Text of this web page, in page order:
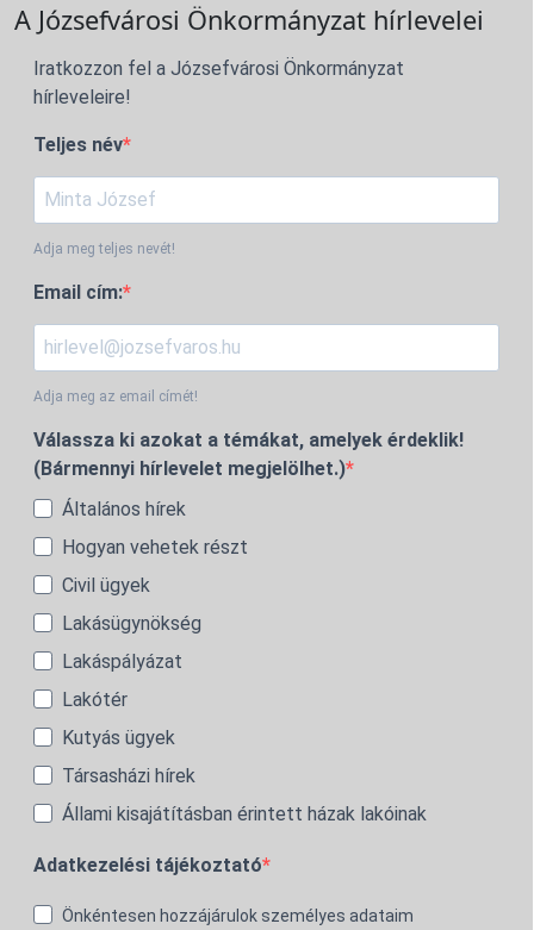
A Józsefvárosi Önkormányzat hírlevelei
Iratkozzon fel a Józsefvárosi Önkormányzat
hírleveleire!
Teljes név
Adja meg teljes nevét!
Email cím:
Adja meg az email címét!
Válassza ki azokat a témákat, amelyek érdeklik!
(Bármennyi hírlevelet megjelölhet.)
Általános hírek
Hogyan vehetek részt
Civil ügyek
Lakásügynökség
Lakáspályázat
Lakótér
Kutyás ügyek
Társasházi hírek
Állami kisajátításban érintett házak lakóinak
Adatkezelési tájékoztató
Önkéntesen hozzájárulok személyes adataim